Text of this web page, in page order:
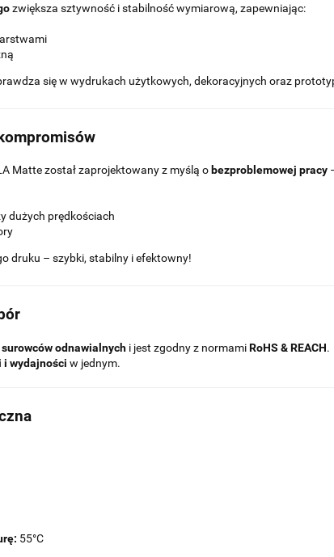
zwiększa sztywność i stabilność wymiarową, zapewniając:
się w wydrukach użytkowych, dekoracyjnych oraz
Matte został zaprojektowany z myślą o bezproblemowej pracy
dużych prędkościach
druku – szybki, stabilny i efektowny!
surowców odnawialnych i jest zgodny z normamiRoHS & REACH.
wydajności w jednym.
55°C